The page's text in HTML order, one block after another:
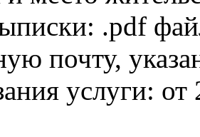
.pdf
почту,
услуги: от